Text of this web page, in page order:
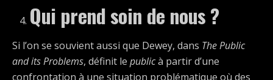
Qui prend soin de nous ?
Si l’on se souvient aussi que Dewey, dans The Public
and its Problems, définit le publicà partir d’une
confrontation à une situation problématique où des